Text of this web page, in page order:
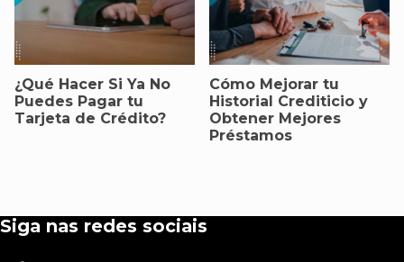
¿Qué Hacer Si Ya No
Puedes Pagar tu
Tarjeta de Crédito?
Cómo Mejorar tu
Historial Crediticio y
Obtener Mejores
Préstamos
Siga nas redes sociais